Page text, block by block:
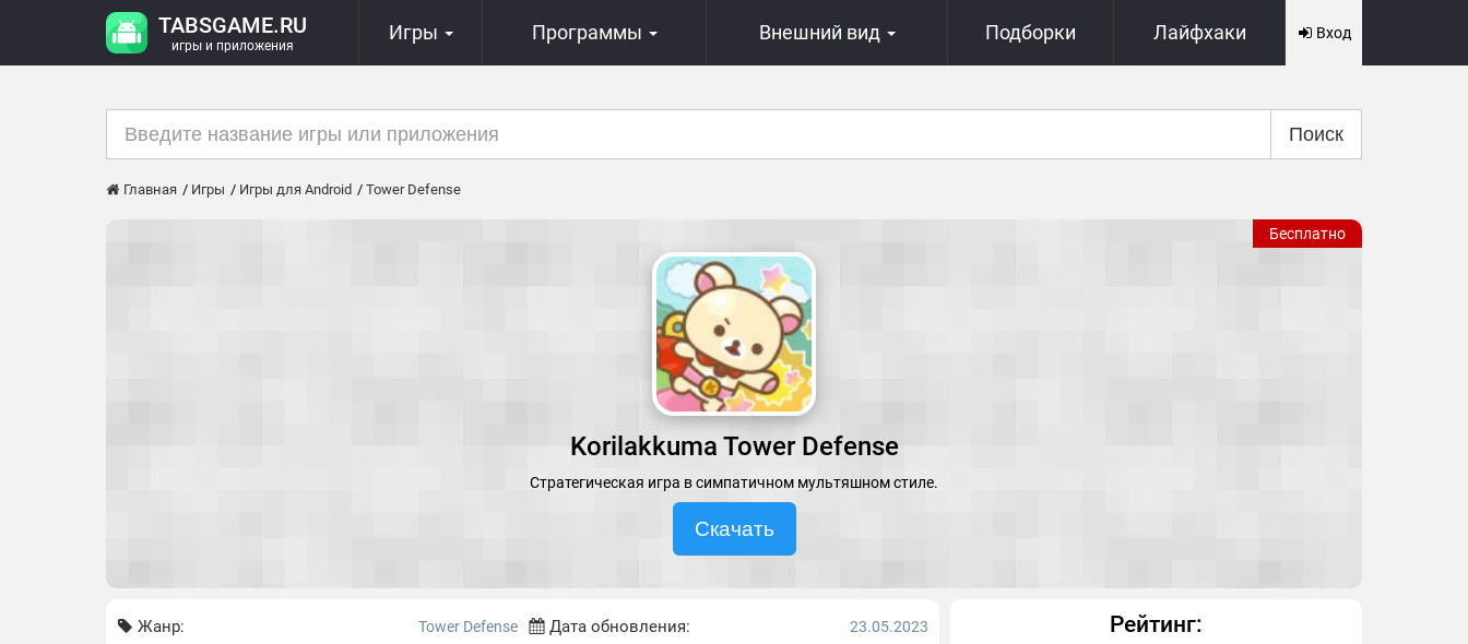
TABSGAME.RU
игры и приложения
Игры Программы Внешний вид Подборки Лайфхаки Вход
Поиск
Главная Игры Игры для Android Tower Defense
Бесплатно
Korilakkuma Tower Defense
Стратегическая игра в симпатичном мультяшном стиле.
Скачать
Жанр: Tower Defense Дата обновления: 23.05.2023 Рейтинг: